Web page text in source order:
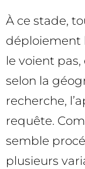
À ce stade,
déploiement
le voient
selon la
recherche,
requête.
semble
plusieurs